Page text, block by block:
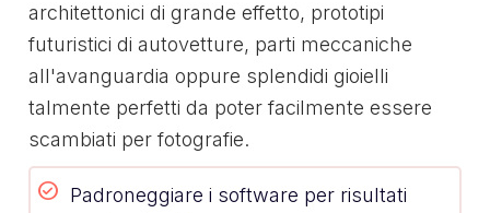
architettonici di grande effetto, prototipi
futuristici di autovetture, parti meccaniche
all'avanguardia oppure splendidi gioielli
talmente perfetti da poter facilmente essere
scambiati per fotografie.
Padroneggiare i software per risultati